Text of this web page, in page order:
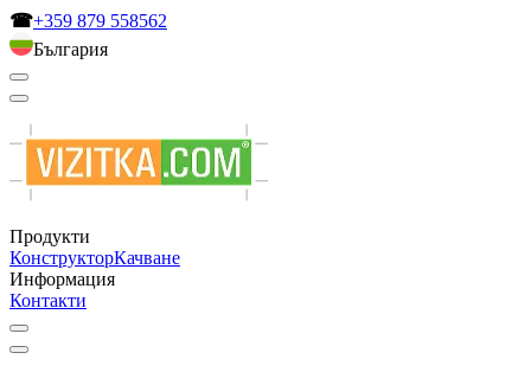
☎+359 879 558562
България
Продукти
КонструкторКачване
Информация
Контакти